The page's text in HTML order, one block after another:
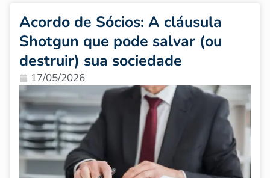
Acordo de Sócios: A cláusula
Shotgun que pode salvar (ou
destruir) sua sociedade
17/05/2026